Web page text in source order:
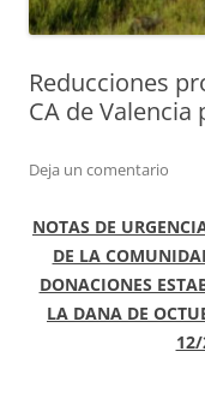
Reducciones
CA de Valencia
Deja un comentario
NOTAS DE
DE LA
DONACIONES
LA DANA DE
12/